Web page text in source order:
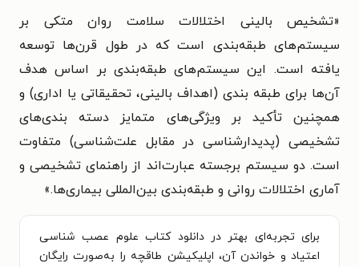
«تشخیص بالینی اختلالات سلامت روان متکی بر
سیستم‌های طبقه‌بندی است که در طول قرن‌ها توسعه
یافته است. این سیستم‌های طبقه‌بندی بر اساس هدف
آن‌ها برای طبقه بندی (اهداف بالینی، تحقیقاتی یا اداری) و
همچنین تأکید بر ویژگی‌های متمایز دسته بندی‌های
تشخیصی (پدیدارشناسی در مقابل علت‌شناسی) متفاوت
است. دو سیستم برجسته عبارت‌اند از راهنمای تشخیصی و
آماری اختلالات روانی و طبقه‌بندی بین‌المللی بیماری‌ها.»
برای تجربه‌ای بهتر در دانلود کتاب علوم عصب شناسی
اعتیاد و خواندن آن، اپلیکیشن طاقچه را به‌صورت رایگان